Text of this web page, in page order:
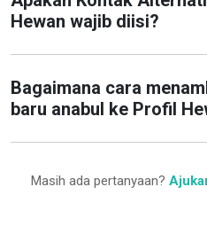
Hewan wajib diisi?
Bagaimana cara
baru anabul ke Profil
Masih ada pertanyaan?